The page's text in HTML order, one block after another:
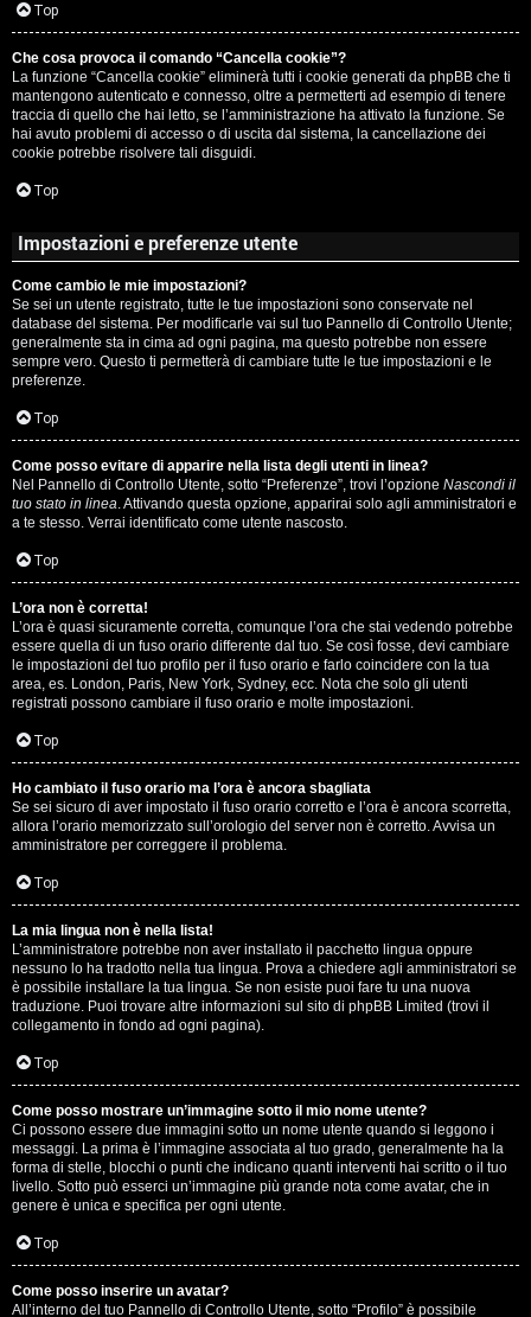
i
v
i
e
r
c
a
F
A
Q
Top
Che cosa provoca il comando “Cancella cookie”?
La funzione “Cancella cookie” eliminerà tutti i cookie generati da phpBB che ti
mantengono autenticato e connesso, oltre a permetterti ad esempio di tenere
traccia di quello che hai letto, se l’amministrazione ha attivato la funzione. Se
hai avuto problemi di accesso o di uscita dal sistema, la cancellazione dei
cookie potrebbe risolvere tali disguidi.
Top
Impostazioni e preferenze utente
Come cambio le mie impostazioni?
Se sei un utente registrato, tutte le tue impostazioni sono conservate nel
database del sistema. Per modificarle vai sul tuo Pannello di Controllo Utente;
generalmente sta in cima ad ogni pagina, ma questo potrebbe non essere
sempre vero. Questo ti permetterà di cambiare tutte le tue impostazioni e le
preferenze.
Top
Come posso evitare di apparire nella lista degli utenti in linea?
Nel Pannello di Controllo Utente, sotto “Preferenze”, trovi l’opzione Nascondi il
tuo stato in linea. Attivando questa opzione, apparirai solo agli amministratori e
a te stesso. Verrai identificato come utente nascosto.
Top
L’ora non è corretta!
L’ora è quasi sicuramente corretta, comunque l’ora che stai vedendo potrebbe
essere quella di un fuso orario differente dal tuo. Se così fosse, devi cambiare
le impostazioni del tuo profilo per il fuso orario e farlo coincidere con la tua
area, es. London, Paris, New York, Sydney, ecc. Nota che solo gli utenti
registrati possono cambiare il fuso orario e molte impostazioni.
Top
Ho cambiato il fuso orario ma l’ora è ancora sbagliata
Se sei sicuro di aver impostato il fuso orario corretto e l’ora è ancora scorretta,
allora l’orario memorizzato sull’orologio del server non è corretto. Avvisa un
amministratore per correggere il problema.
Top
La mia lingua non è nella lista!
L’amministratore potrebbe non aver installato il pacchetto lingua oppure
nessuno lo ha tradotto nella tua lingua. Prova a chiedere agli amministratori se
è possibile installare la tua lingua. Se non esiste puoi fare tu una nuova
traduzione. Puoi trovare altre informazioni sul sito di phpBB Limited (trovi il
collegamento in fondo ad ogni pagina).
Top
Come posso mostrare un’immagine sotto il mio nome utente?
Ci possono essere due immagini sotto un nome utente quando si leggono i
messaggi. La prima è l’immagine associata al tuo grado, generalmente ha la
forma di stelle, blocchi o punti che indicano quanti interventi hai scritto o il tuo
livello. Sotto può esserci un’immagine più grande nota come avatar, che in
genere è unica e specifica per ogni utente.
Top
Come posso inserire un avatar?
All’interno del tuo Pannello di Controllo Utente, sotto “Profilo” è possibile
c
a
:
C
D
V
i
n
i
l
i
/
D
i
g
i
t
a
l
S
t
o
r
e
:
G
i
g
i
D
’
A